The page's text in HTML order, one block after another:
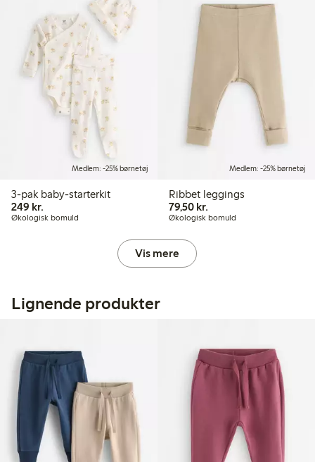
Medlem: -25% børnetøj
3-pak baby-starterkit
249 kr.
Økologisk bomuld
Medlem: -25% børnetøj
Ribbet leggings
79,50 kr.
Økologisk bomuld
Vis mere
Lignende produkter